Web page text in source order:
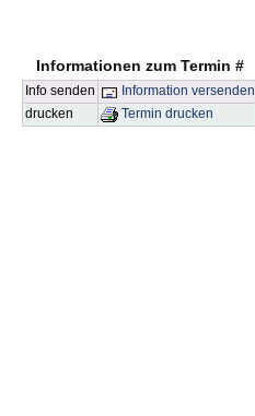
Informationen zum Termin #
Info senden
Information versenden
drucken
Termin drucken